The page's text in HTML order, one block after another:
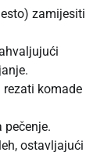
zamijesiti
rezati komade
pečenje.
ostavljajući